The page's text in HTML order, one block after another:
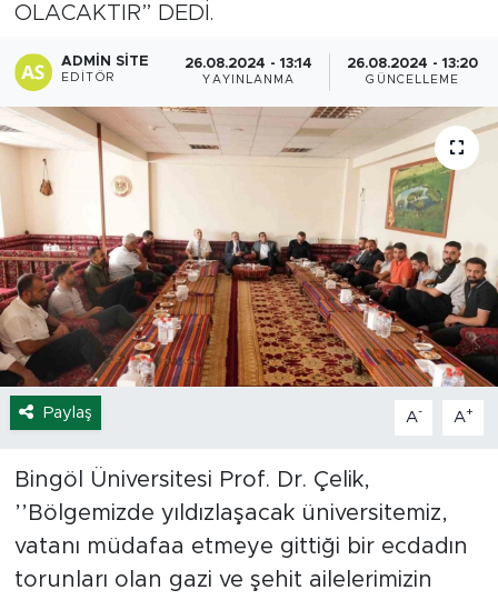
OLACAKTIR” DEDİ.
ADMIN SITE
EDITÖR
26.08.2024 - 13:14
YAYINLANMA
26.08.2024 - 13:20
GÜNCELLEME
Paylaş A- A+
Bingöl Üniversitesi Prof. Dr. Çelik,
’’Bölgemizde yıldızlaşacak üniversitemiz,
vatanı müdafaa etmeye gittiği bir ecdadın
torunları olan gazi ve şehit ailelerimizin
Spor
Yaşam
Sağlık
Eğitim
Ekonomi
Hava Durumu
Tavz Der
Bingöl Kaza Haberleri